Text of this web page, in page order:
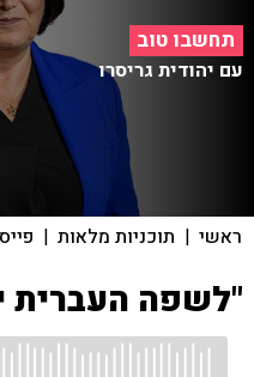
תחשבו טוב
עם יהודית גריסרו
ראשי | תוכניות מלאות |
"לשפה העברית